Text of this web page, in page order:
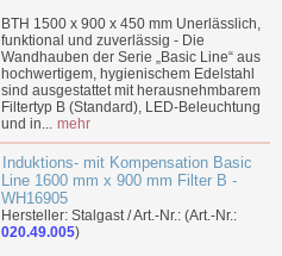
BTH 1500 x 900 x 450 mm Unerlässlich,
funktional und zuverlässig - Die
Wandhauben der Serie „Basic Line“ aus
hochwertigem, hygienischem Edelstahl
sind ausgestattet mit herausnehmbarem
Filtertyp B (Standard), LED-Beleuchtung
und in... mehr
Induktions- mit Kompensation Basic
Line 1600 mm x 900 mm Filter B -
WH16905
Hersteller: Stalgast / Art.-Nr.: (Art.-Nr.:
020.49.005)